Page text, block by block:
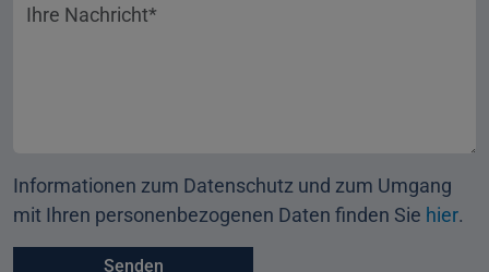
Ihre Nachricht
Informationen zum Datenschutz und zum Umgang
mit Ihren personenbezogenen Daten finden Sie hier.